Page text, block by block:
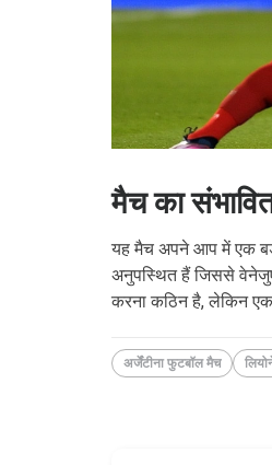
मैच का
यह मैच अपने आप में एक
अनुपस्थित हैं जिससे
करना कठिन है, लेकिन एक
अर्जेंटीना फुटबॉल मैच